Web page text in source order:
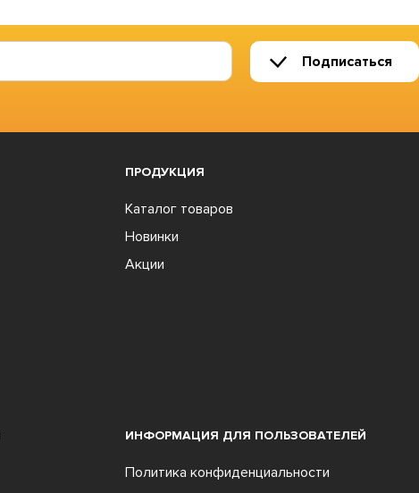
Подписаться
ПРОДУКЦИЯ
Каталог товаров
Новинки
Акции
ИНФОРМАЦИЯ ДЛЯ ПОЛЬЗОВАТЕЛЕЙ
Политика конфиденциальности